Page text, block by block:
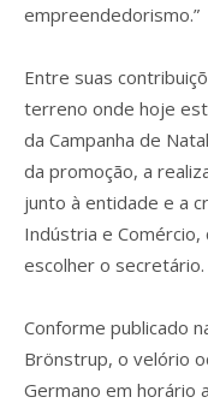
empreendedorismo.”
Entre suas
terreno onde hoje
da Campanha de
da promoção, a
junto à entidade e a
Indústria e Comércio,
escolher o secretário.
Conforme publicado
Brönstrup, o velório
Germano em horário